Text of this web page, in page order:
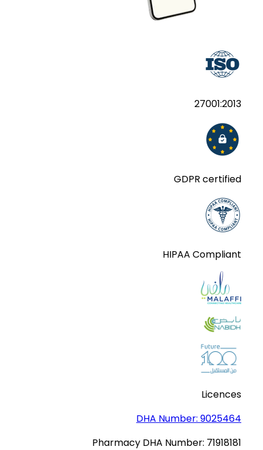
27001:2013
GDPR certified
HIPAA Compliant
Licences
DHA Number: 9025464
Pharmacy DHA Number: 71918181